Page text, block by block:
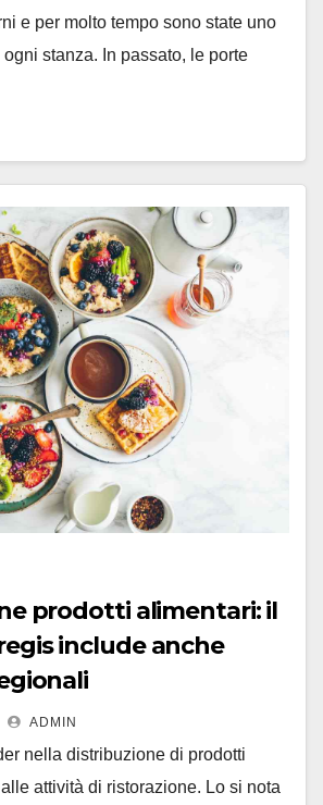
e per molto tempo sono state uno
stanza. In passato, le porte
prodotti alimentari: il
include anche
ADMIN
nella distribuzione di prodotti
attività di ristorazione. Lo si nota